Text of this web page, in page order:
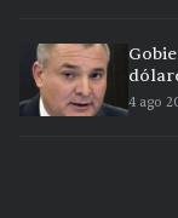
4 ago